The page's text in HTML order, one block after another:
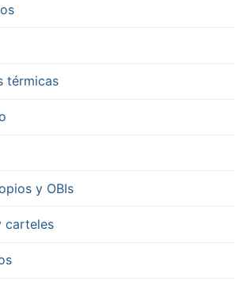
térmicas
y OBIs
carteles